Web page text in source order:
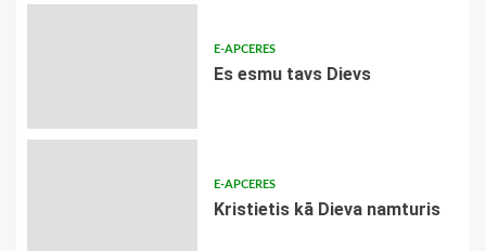
E-APCERES
Es esmu tavs Dievs
E-APCERES
Kristietis kā Dieva namturis